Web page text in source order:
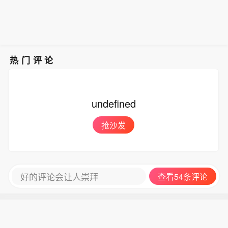
热门评论
undefined
抢沙发
好的评论会让人崇拜 查看54条评论